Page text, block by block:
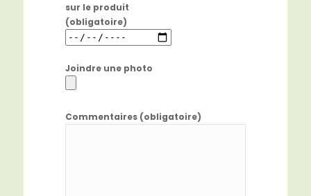
sur le produit
(obligatoire)
Joindre une photo
Commentaires (obligatoire)